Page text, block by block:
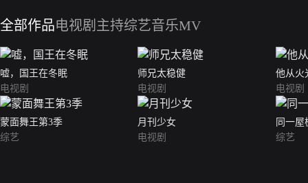
全部作品电视剧 主持综艺音乐MV
嘘，国王在冬眠
电视剧
师兄太稳健
电视剧
他从火
电视剧
蒙面舞王第3季
综艺
月刊少女
电视剧
同一屋
综艺